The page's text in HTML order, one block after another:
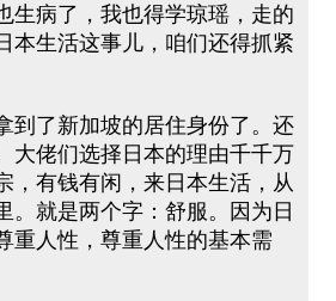
生病了，我也得学琼瑶，走的
本生活这事儿，咱们还得抓紧
到了新加坡的居住身份了。还
大佬们选择日本的理由千千万
，有钱有闲，来日本生活，从
。就是两个字：舒服。因为日
重人性，尊重人性的基本需